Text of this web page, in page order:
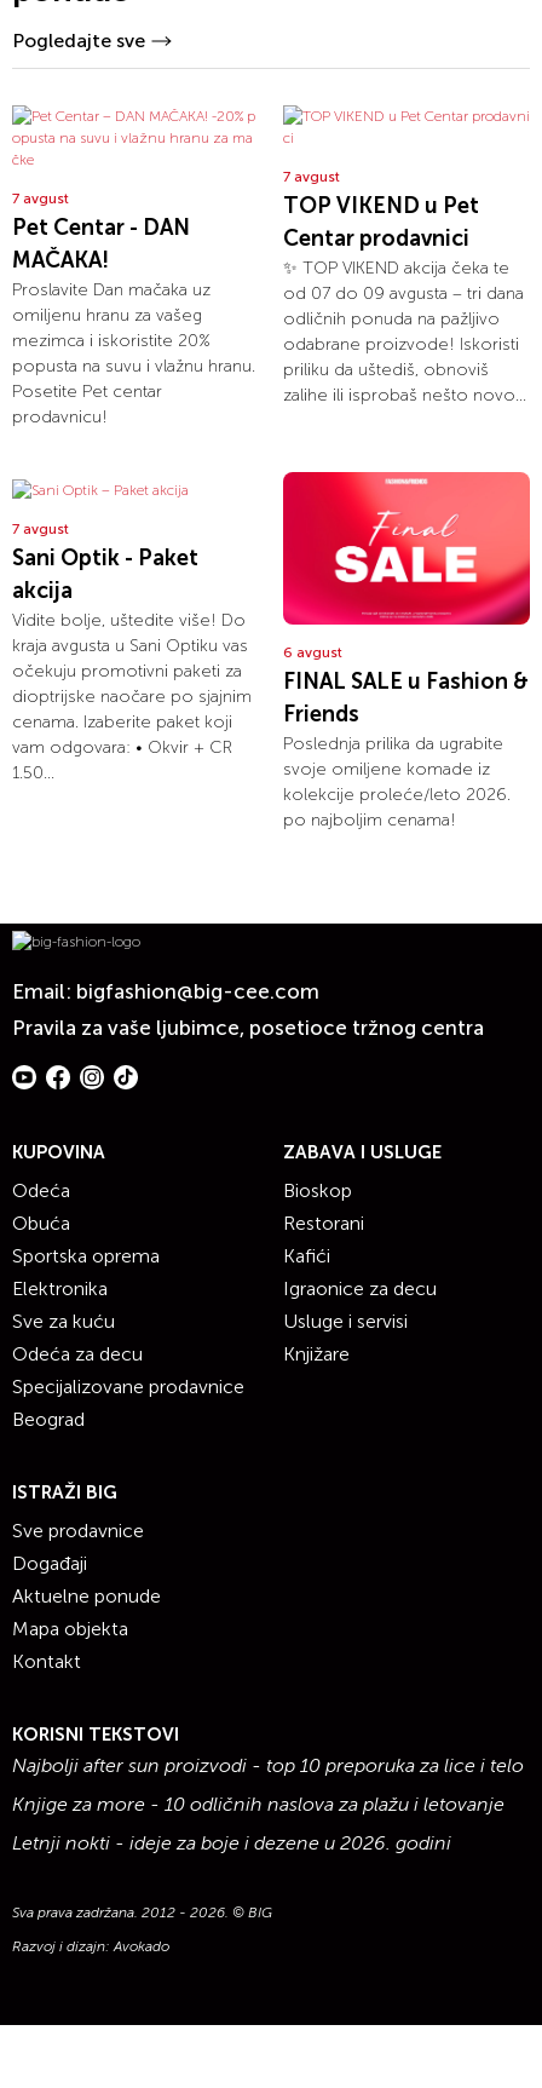
Pogledajte sve
7 avgust
Pet Centar - DAN
MAČAKA!
Proslavite Dan mačaka uz
omiljenu hranu za vašeg
mezimca i iskoristite 20%
popusta na suvu i vlažnu hranu.
Posetite Pet centar
prodavnicu!
7 avgust
TOP VIKEND u Pet
Centar prodavnici
✨ TOP VIKEND akcija čeka te
od 07 do 09 avgusta – tri dana
odličnih ponuda na pažljivo
odabrane proizvode! Iskoristi
priliku da uštediš, obnoviš
zalihe ili isprobaš nešto novo...
7 avgust
Sani Optik - Paket
akcija
Vidite bolje, uštedite više! Do
kraja avgusta u Sani Optiku vas
očekuju promotivni paketi za
dioptrijske naočare po sjajnim
cenama. Izaberite paket koji
vam odgovara: • Okvir + CR
1.50...
6 avgust
FINAL SALE u Fashion &
Friends
Poslednja prilika da ugrabite
svoje omiljene komade iz
kolekcije proleće/leto 2026.
po najboljim cenama!
Email: bigfashion@big-cee.com
Pravila za vaše ljubimce, posetioce tržnog centra
KUPOVINA
Odeća
Obuća
Sportska oprema
Elektronika
Sve za kuću
Odeća za decu
Specijalizovane prodavnice
Beograd
ZABAVA I USLUGE
Bioskop
Restorani
Kafići
Igraonice za decu
Usluge i servisi
Knjižare
ISTRAŽI BIG
Sve prodavnice
Događaji
Aktuelne ponude
Mapa objekta
Kontakt
KORISNI TEKSTOVI
Najbolji after sun proizvodi - top 10 preporuka za lice i telo
Knjige za more - 10 odličnih naslova za plažu i letovanje
Letnji nokti - ideje za boje i dezene u 2026. godini
Sva prava zadržana. 2012 - 2026. © BIG
Razvoj i dizajn:Avokado